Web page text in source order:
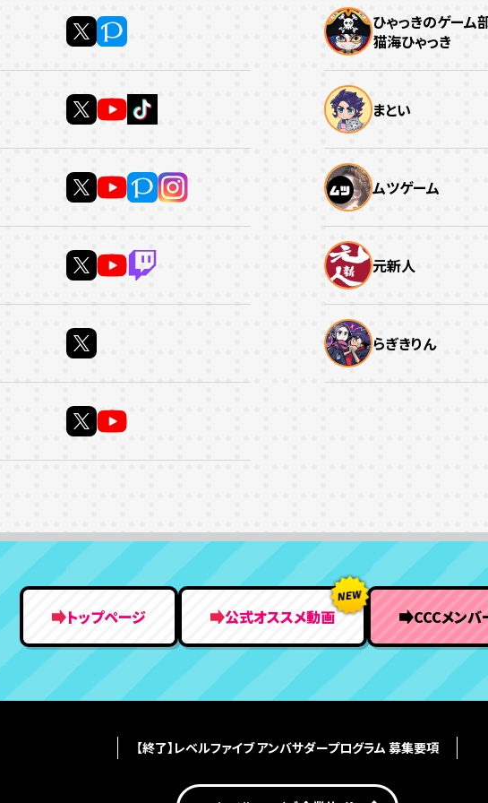
ひゃっきのゲーム
猫海ひゃっき
まとい
ムツゲーム
元新人
らぎきりん
トップページ 公式オススメ動画 CCCメンバ
【終了】レベルファイブ アンバサダープログラム 募集要項